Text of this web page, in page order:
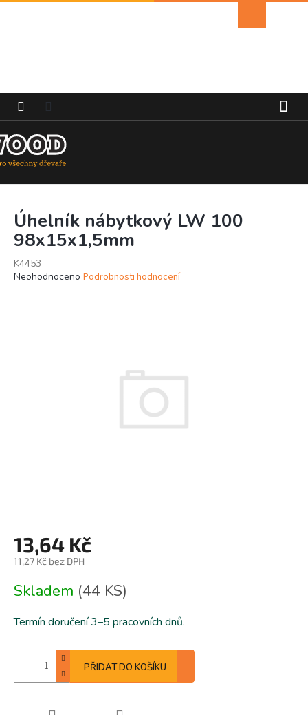
Přejít
košík
Úhelník nábytkový LW 100
98x15x1,5mm
K4453
Průměrné
Neohodnoceno Podrobnosti hodnocení
13,64 Kč
11,27 Kč bez DPH
cena:
Skladem (44 KS)
Termín doručení 3–5 pracovních dnů.
PŘIDAT DO KOŠÍKU